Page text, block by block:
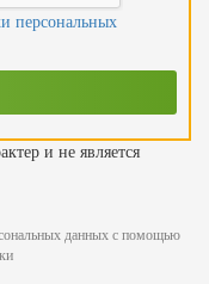
персональных
и не является
данных с помощью